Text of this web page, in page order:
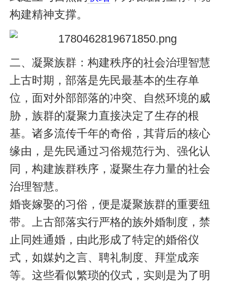
构建精神支撑。
二、凝聚族群：构建秩序的社会治理智慧
上古时期，部落是先民最基本的生存单
位，面对外部部落的冲突、自然环境的威
胁，族群的凝聚力直接决定了生存的根
基。诸多流传千年的奇俗，其背后的核心
缘由，是先民通过习俗规范行为、强化认
同，构建族群秩序，凝聚生存力量的社会
治理智慧。
婚丧嫁娶的习俗，便是凝聚族群的重要纽
带。上古部落实行严格的族外婚制度，禁
止同姓通婚，由此形成了特定的婚俗仪
式，如媒妁之言、聘礼制度、拜堂成亲
等。这些看似繁琐的仪式，实则是为了明